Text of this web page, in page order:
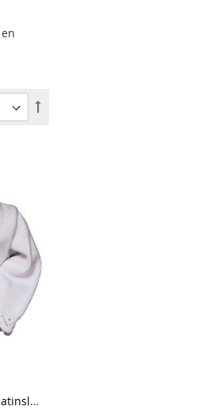
Faldende
HvidStriktrøje bolero med satinsløjfe – elegant babytrøje, str. 68